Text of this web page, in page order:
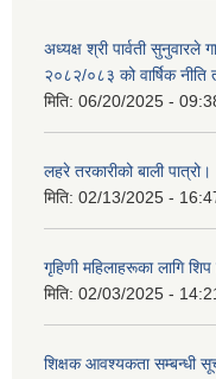
अध्यक्ष श्री पार्वती
२०८२/०८३ को वार्षिक नीति
मिति: 06/20/2025 -
लहरे तरकारीको बाली पात्रो।
मिति: 02/13/2025 -
गृहिणी महिलाहरूका लागि
मिति: 02/03/2025 -
शिक्षक आवश्यकता सम्बन्धी